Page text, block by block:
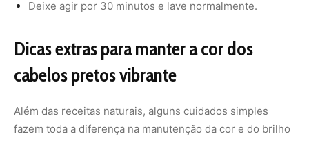
Use água fria ou morna, já que a água quente abre as
Invista em produtos sem sulfato
e ajudam a preservar o tom.
Proteja os cabelos do sol, usando chapéus ou leave-
ins com proteção UV.